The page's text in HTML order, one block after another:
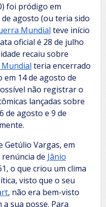
foi pródigo em
agosto (ou teria sido
Mundial teve início
oficial é 28 de julho
recaiu sobre
teria encerrado
em 14 de agosto de
não registrar o
lançadas sobre
de agosto e 9 de
Getúlio Vargas, em
de Jânio
o que criou um clima
visto que o seu
, não era bem-visto
sua posse. Para